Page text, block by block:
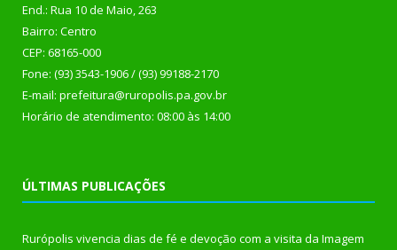
End.: Rua 10 de Maio, 263
Bairro: Centro
CEP: 68165-000
Fone: (93) 3543-1906 / (93) 99188-2170
E-mail: prefeitura@ruropolis.pa.gov.br
Horário de atendimento: 08:00 às 14:00
ÚLTIMAS PUBLICAÇÕES
Rurópolis vivencia dias de fé e devoção com a visita da Imagem